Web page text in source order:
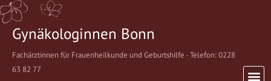
Gynäkologinnen Bonn
Fachärztinnen für Frauenheilkunde und Geburtshilfe · Telefon: 0228
63 82 77